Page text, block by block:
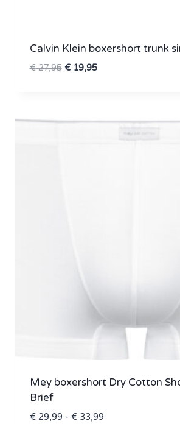
Calvin Klein boxershort trunk
€27,95 Oorspronkelijke
€19,95Huidige
Mey boxershort Dry Cotton
Brief
€29,99 - €33,99Prijsklasse: